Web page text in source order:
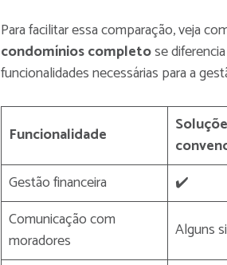
Para facilitar essa comparação, veja
condomínios completose
funcionalidades necessárias para a
Funcionalidade
Gestão financeira
✔️
Comunicação com
moradores
Alguns